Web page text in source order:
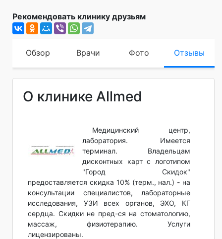
Рекомендовать клинику друзьям
Обзор Врачи Фото Отзывы
О клинике Allmed
Медицинский центр,
лаборатория. Имеется
терминал. Владельцам
дисконтных карт с логотипом
"Город Скидок"
предоставляется скидка 10% (терм., нал.) - на
консультации специалистов, лабораторные
исследования, УЗИ всех органов, ЭХО, КГ
сердца. Скидки не пред-ся на стоматологию,
массаж, физиотерапию. Услуги
лицензированы.